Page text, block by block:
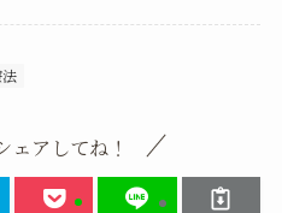
ェアしてね！